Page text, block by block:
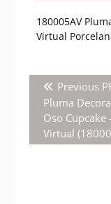
180005AV
Virtual
Navegación
entradas
Previous
Pluma
Oso Cupcake
Virtual